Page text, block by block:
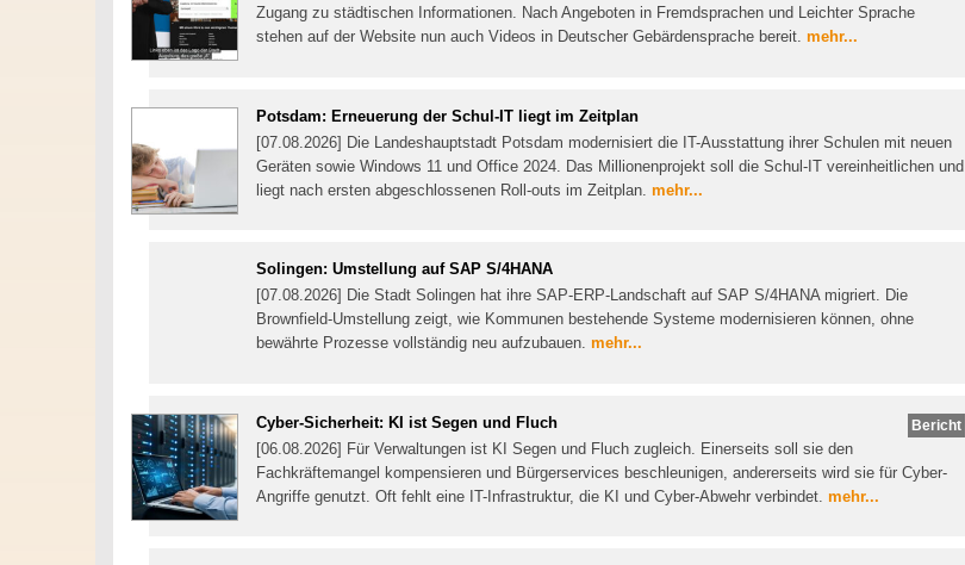
Zugang zu städtischen Informationen. Nach Angeboten in Fremdsprachen und Leichter Sprache
stehen auf der Website nun auch Videos in Deutscher Gebärdensprache bereit. mehr...
Potsdam: Erneuerung der Schul-IT liegt im Zeitplan
[07.08.2026] Die Landeshauptstadt Potsdam modernisiert die IT-Ausstattung ihrer Schulen mit neuen
Geräten sowie Windows 11 und Office 2024. Das Millionenprojekt soll die Schul-IT vereinheitlichen und
liegt nach ersten abgeschlossenen Roll-outs im Zeitplan. mehr...
Solingen: Umstellung auf SAP S/4HANA
[07.08.2026] Die Stadt Solingen hat ihre SAP-ERP-Landschaft auf SAP S/4HANA migriert. Die
Brownfield-Umstellung zeigt, wie Kommunen bestehende Systeme modernisieren können, ohne
bewährte Prozesse vollständig neu aufzubauen. mehr...
Bericht
Cyber-Sicherheit: KI ist Segen und Fluch
[06.08.2026] Für Verwaltungen ist KI Segen und Fluch zugleich. Einerseits soll sie den
Fachkräftemangel kompensieren und Bürgerservices beschleunigen, andererseits wird sie für Cyber-
Angriffe genutzt. Oft fehlt eine IT-Infrastruktur, die KI und Cyber-Abwehr verbindet. mehr...